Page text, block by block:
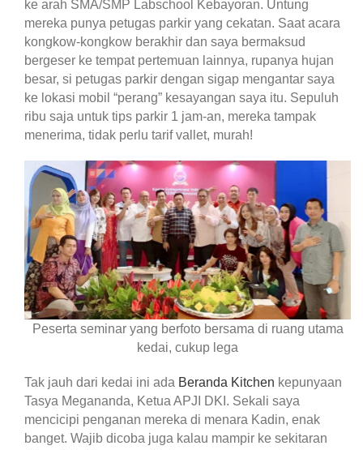
ke arah SMA/SMP Labschool Kebayoran. Untung
mereka punya petugas parkir yang cekatan. Saat acara
kongkow-kongkow berakhir dan saya bermaksud
bergeser ke tempat pertemuan lainnya, rupanya hujan
besar, si petugas parkir dengan sigap mengantar saya
ke lokasi mobil “perang” kesayangan saya itu. Sepuluh
ribu saja untuk tips parkir 1 jam-an, mereka tampak
menerima, tidak perlu tarif vallet, murah!
Peserta seminar yang berfoto bersama di ruang utama
kedai, cukup lega
Tak jauh dari kedai ini ada Beranda Kitchen kepunyaan
Tasya Megananda, Ketua APJI DKI. Sekali saya
mencicipi penganan mereka di menara Kadin, enak
banget. Wajib dicoba juga kalau mampir ke sekitaran